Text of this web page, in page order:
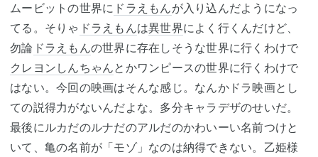
ムービットの世界に ドラえもんが入り込んだようになっ
てる。そりゃ ドラえもんは異世界によく行くんだけど、
勿論 ドラえもんの世界に存在しそうな世界に行くわけで
クレヨンしんちゃんとかワンピースの世界に行くわけで
はない。今回の映画はそんな感じ。なんかドラ映画とし
ての説得力がないんだよな。多分キャラデザのせいだ。
最後にルカだのルナだのアルだのかわいーい名前つけと
いて、亀の名前が「モゾ」なのは納得できない。乙姫様